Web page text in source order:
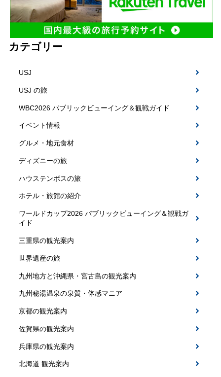
カテゴリー
USJ
USJ の旅
WBC2026 パブリックビューイング＆観戦ガイド
イベント情報
グルメ・地元食材
ディズニーの旅
ハウステンボスの旅
ホテル・旅館の紹介
ワールドカップ2026 パブリックビューイング＆観戦ガ
イド
三重県の観光案内
世界遺産の旅
九州地方と沖縄県・宮古島の観光案内
九州秘湯温泉の泉質・体感マニア
京都の観光案内
佐賀県の観光案内
兵庫県の観光案内
北海道 観光案内